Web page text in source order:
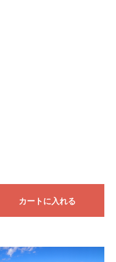
カートに入れる